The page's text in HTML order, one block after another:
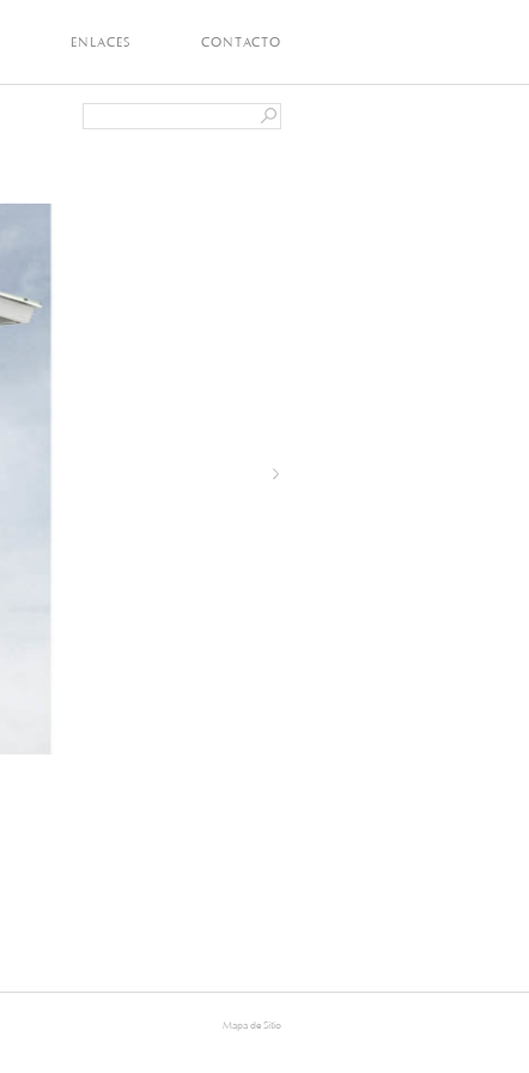
ENLACES CONTACTO
Mapa de Sitio